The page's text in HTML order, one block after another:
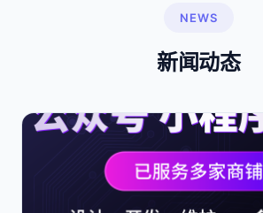
NEWS
新闻动态